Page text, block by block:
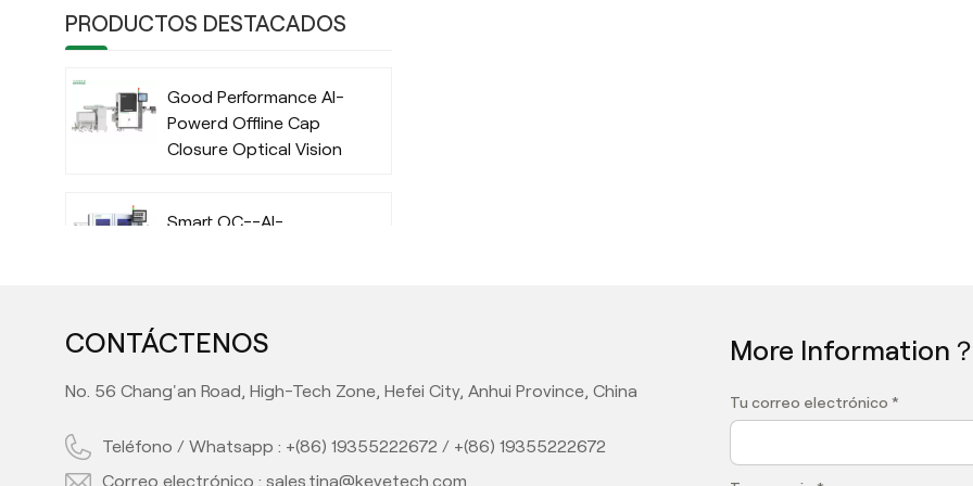
PRODUCTOS DESTACADOS
Good Performance AI-
Powerd Offline Cap
Closure Optical Vision
Algorithm
Smart QC--AI-
Algorithm
High Performance AI-
Offline Preform Vision
Full Automatic Inline
CONTÁCTENOS
No. 56 Chang'an Road, High-Tech Zone, Hefei City, Anhui Province, China
Teléfono / Whatsapp : +(86) 19355222672 / +(86) 19355222672
Correo electrónico :sales.tina@keyetech.com
More Information？
Tu correo electrónico *